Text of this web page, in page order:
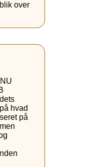
over
hvad
på